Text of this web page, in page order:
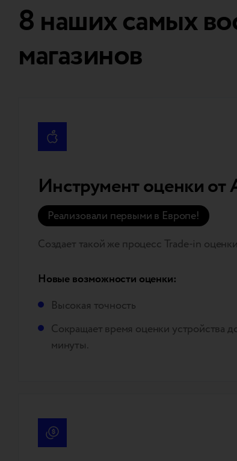
8 наших самых
магазинов
Инструмент оценки от
Реализовали первыми в Европе!
Создает такой же процесс Trade-in
Новые возможности оценки:
Высокая точность
Сокращает время оценки устройства
минуты.